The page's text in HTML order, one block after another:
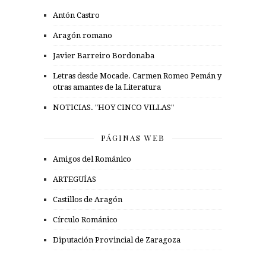
Antón Castro
Aragón romano
Javier Barreiro Bordonaba
Letras desde Mocade. Carmen Romeo Pemán y
otras amantes de la Literatura
NOTICIAS. "HOY CINCO VILLAS"
PÁGINAS WEB
Amigos del Románico
ARTEGUÍAS
Castillos de Aragón
Círculo Románico
Diputación Provincial de Zaragoza